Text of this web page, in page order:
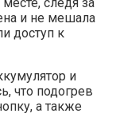
и не мешала
доступ к
и
что подогрев
а также